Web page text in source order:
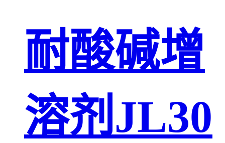
耐酸碱增
溶剂JL30